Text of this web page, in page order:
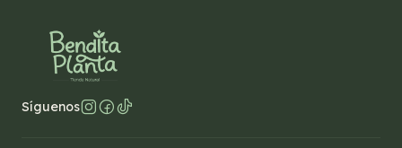
Síguenos